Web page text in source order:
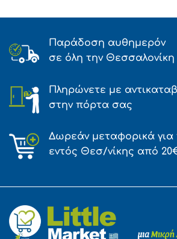
Παράδοση αυθημερόν
σε όλη την Θεσσαλονίκη
Πληρώνετε με
στην πόρτα σας
Δωρεάν μεταφορικά για
εντός Θεσ/νίκης από